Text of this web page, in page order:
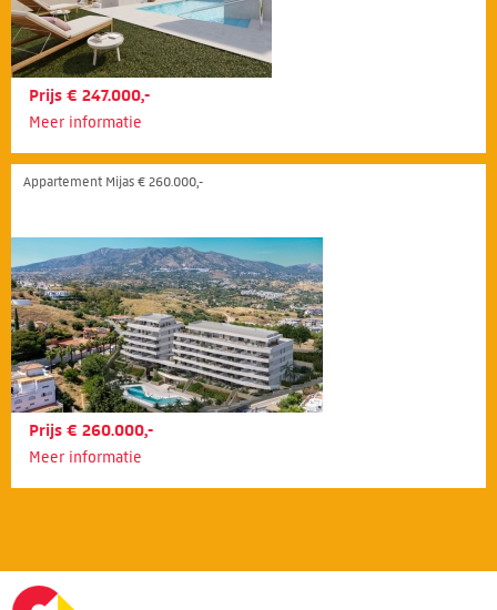
Prijs € 247.000,-
Meer informatie
Appartement Mijas € 260.000,-
Prijs € 260.000,-
Meer informatie